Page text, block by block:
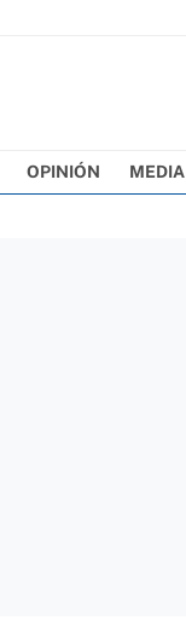
OPINIÓN MEDIA